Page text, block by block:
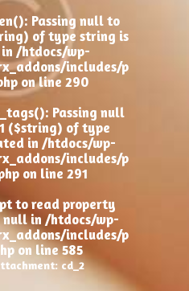
Passing null to
of type string is
/htdocs/wp-
includes/p
on line 290
Passing null
($string) of type
in /htdocs/wp-
includes/p
on line 291
to read property
null in /htdocs/wp-
includes/p
on line585
cd_2